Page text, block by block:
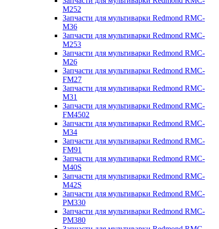
M252
Запчасти для мультиварки Redmond RMC-
M36
Запчасти для мультиварки Redmond RMC-
M253
Запчасти для мультиварки Redmond RMC-
M26
Запчасти для мультиварки Redmond RMC-
FM27
Запчасти для мультиварки Redmond RMC-
M31
Запчасти для мультиварки Redmond RMC-
FM4502
Запчасти для мультиварки Redmond RMC-
M34
Запчасти для мультиварки Redmond RMC-
FM91
Запчасти для мультиварки Redmond RMC-
M40S
Запчасти для мультиварки Redmond RMC-
M42S
Запчасти для мультиварки Redmond RMC-
PM330
Запчасти для мультиварки Redmond RMC-
PM380